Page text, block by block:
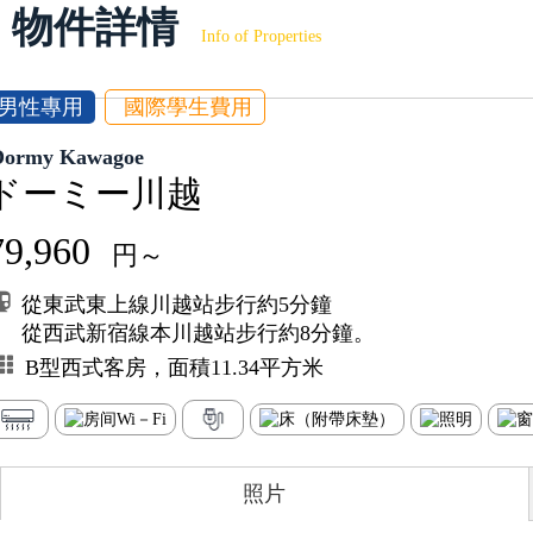
物件詳情 Info of Properties
性專用 國際學生費用
Kawagoe
ーミー川越
円～
從東武東上線川越站步行約5分鐘
從西武新宿線本川越站步行約8分鐘。
B型西式客房，面積11.34平方米
照片